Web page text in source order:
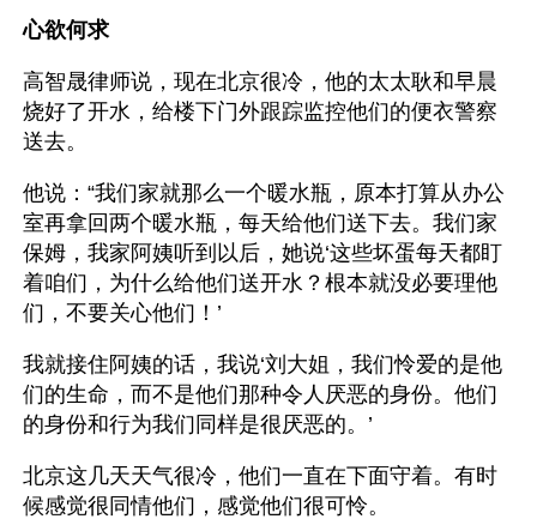
心欲何求
高智晟律师说，现在北京很冷，他的太太耿和早晨
烧好了开水，给楼下门外跟踪监控他们的便衣警察
送去。
他说：“我们家就那么一个暖水瓶，原本打算从办公
室再拿回两个暖水瓶，每天给他们送下去。我们家
保姆，我家阿姨听到以后，她说‘这些坏蛋每天都盯
着咱们，为什么给他们送开水？根本就没必要理他
们，不要关心他们！’
我就接住阿姨的话，我说‘刘大姐，我们怜爱的是他
们的生命，而不是他们那种令人厌恶的身份。他们
的身份和行为我们同样是很厌恶的。’
北京这几天天气很冷，他们一直在下面守着。有时
候感觉很同情他们，感觉他们很可怜。